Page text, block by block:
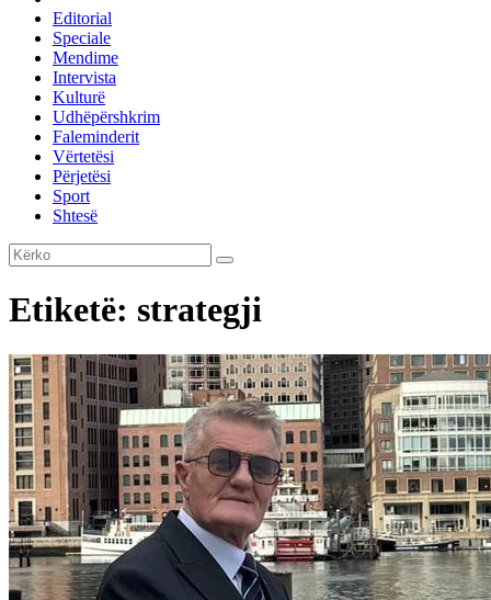
Editorial
Speciale
Mendime
Intervista
Kulturë
Udhëpërshkrim
Faleminderit
Vërtetësi
Përjetësi
Sport
Shtesë
Etiketë: strategji